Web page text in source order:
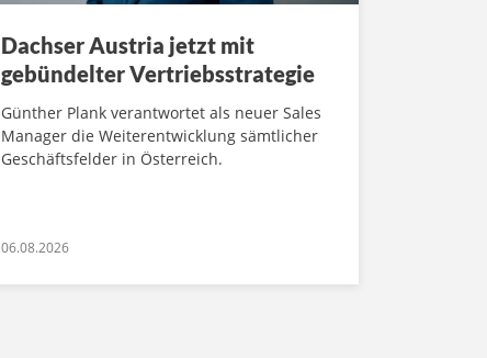
Dachser Austria jetzt mit
gebündelter Vertriebsstrategie
Günther Plank verantwortet als neuer Sales
Manager die Weiterentwicklung sämtlicher
Geschäftsfelder in Österreich.
06.08.2026